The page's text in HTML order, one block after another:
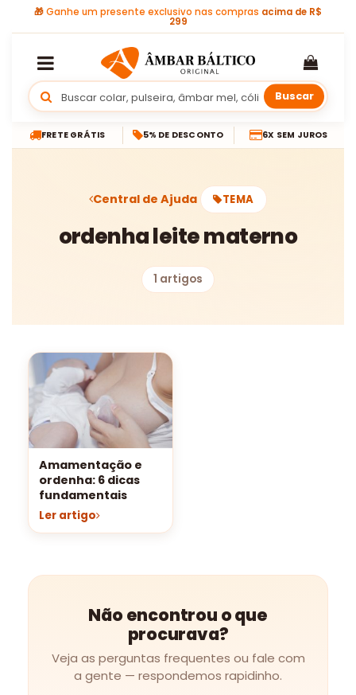
🎁Ganhe um presente exclusivo nas compras acima de R$
299
Buscar
FRETE GRÁTIS 5% DE DESCONTO 6X SEM JUROS
Central de Ajuda TEMA
ordenha leite materno
1 artigos
Amamentação e
ordenha: 6 dicas
fundamentais
Ler artigo
Não encontrou o que
procurava?
Veja as perguntas frequentes ou fale com
a gente — respondemos rapidinho.